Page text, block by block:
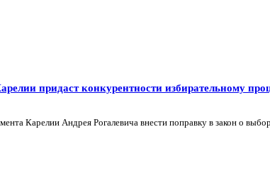
придаст конкурентности избирательному
Карелии Андрея Рогалевича внести поправку в закон о